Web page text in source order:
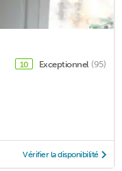
10 Exceptionnel (95)
Vérifier la disponibilité